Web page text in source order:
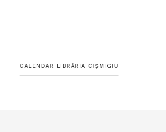
CALENDAR LIBRĂRIA CIȘMIGIU